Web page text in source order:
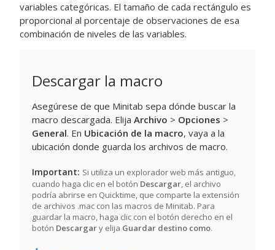
variables categóricas. El tamaño de cada rectángulo es
proporcional al porcentaje de observaciones de esa
combinación de niveles de las variables.
Descargar la macro
Asegúrese de que Minitab sepa dónde buscar la
macro descargada. Elija Archivo > Opciones >
General. En Ubicación de la macro, vaya a la
ubicación donde guarda los archivos de macro.
Important Si utiliza un explorador web más antiguo,
cuando haga clic en el botón Descargar, el archivo
podría abrirse en Quicktime, que comparte la extensión
de archivos .mac con las macros de Minitab. Para
guardar la macro, haga clic con el botón derecho en el
botón Descargary elija Guardar destino como.